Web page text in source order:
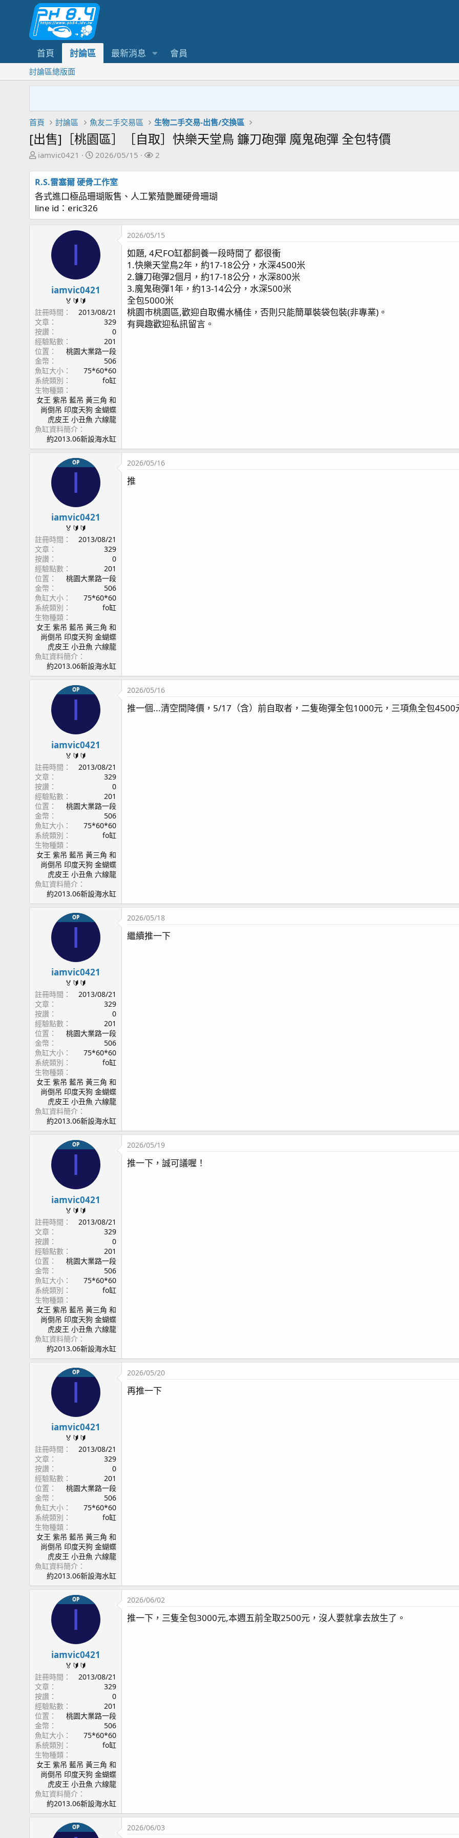
首頁 討論區 最新消息 會員
討論區總版面
首頁 討論區 魚友二手交易區 生物二手交易-出售/交換區
[出售]［桃園區］［自取］快樂天堂鳥 鐮刀砲彈 魔鬼砲彈 全包特價
主
起
人
iamvic0421
開
日
期
2026/05/15
關
2
R.S.雷塞爾 硬骨工作室
各式進口極品珊瑚販售、人工繁殖艷麗硬骨珊瑚
line id：eric326
I
iamvic0421
🏅🔰🔰
註冊時間
2013/08/21
文章
329
按讚
0
經驗點數
201
位置
桃園大業路一段
金幣
506
魚缸大小
75*60*60
系統類別
fo缸
生物種類
女王 紫吊 藍吊 黃三角 和
尚倒吊 印度天狗 金蝴蝶
虎皮王 小丑魚 六線龍
魚缸資料簡介
約2013.06新設海水缸
2026/05/15
如題, 4尺FO缸都飼養一段時間了 都很衝
1.快樂天堂鳥2年，約17-18公分，水深4500米
2.鐮刀砲彈2個月，約17-18公分，水深800米
3.魔鬼砲彈1年，約13-14公分，水深500米
全包5000米
桃園市桃園區,歡迎自取備水桶佳，否則只能簡單裝袋包裝(非專業)。
有興趣歡迎私訊留言。
OP
I
iamvic0421
🏅🔰🔰
註冊時間
2013/08/21
文章
329
按讚
0
經驗點數
201
位置
桃園大業路一段
金幣
506
魚缸大小
75*60*60
系統類別
fo缸
生物種類
女王 紫吊 藍吊 黃三角 和
尚倒吊 印度天狗 金蝴蝶
虎皮王 小丑魚 六線龍
魚缸資料簡介
約2013.06新設海水缸
2026/05/16
推
OP
I
iamvic0421
🏅🔰🔰
註冊時間
2013/08/21
文章
329
按讚
0
經驗點數
201
位置
桃園大業路一段
金幣
506
魚缸大小
75*60*60
系統類別
fo缸
生物種類
女王 紫吊 藍吊 黃三角 和
尚倒吊 印度天狗 金蝴蝶
虎皮王 小丑魚 六線龍
魚缸資料簡介
約2013.06新設海水缸
2026/05/16
推一個...清空間降價，5/17（含）前自取者，二隻砲彈全包1000元，三項魚全包4500
OP
I
iamvic0421
🏅🔰🔰
註冊時間
2013/08/21
文章
329
按讚
0
經驗點數
201
位置
桃園大業路一段
金幣
506
魚缸大小
75*60*60
系統類別
fo缸
生物種類
女王 紫吊 藍吊 黃三角 和
尚倒吊 印度天狗 金蝴蝶
虎皮王 小丑魚 六線龍
魚缸資料簡介
約2013.06新設海水缸
2026/05/18
繼續推一下
OP
I
iamvic0421
🏅🔰🔰
註冊時間
2013/08/21
文章
329
按讚
0
經驗點數
201
位置
桃園大業路一段
金幣
506
魚缸大小
75*60*60
系統類別
fo缸
生物種類
女王 紫吊 藍吊 黃三角 和
尚倒吊 印度天狗 金蝴蝶
虎皮王 小丑魚 六線龍
魚缸資料簡介
約2013.06新設海水缸
2026/05/19
推一下，誠可議喔！
OP
I
iamvic0421
🏅🔰🔰
註冊時間
2013/08/21
文章
329
按讚
0
經驗點數
201
位置
桃園大業路一段
金幣
506
魚缸大小
75*60*60
系統類別
fo缸
生物種類
女王 紫吊 藍吊 黃三角 和
尚倒吊 印度天狗 金蝴蝶
虎皮王 小丑魚 六線龍
魚缸資料簡介
約2013.06新設海水缸
2026/05/20
再推一下
OP
I
iamvic0421
🏅🔰🔰
註冊時間
2013/08/21
文章
329
按讚
0
經驗點數
201
位置
桃園大業路一段
金幣
506
魚缸大小
75*60*60
系統類別
fo缸
生物種類
女王 紫吊 藍吊 黃三角 和
尚倒吊 印度天狗 金蝴蝶
虎皮王 小丑魚 六線龍
魚缸資料簡介
約2013.06新設海水缸
2026/06/02
推一下，三隻全包3000元,本週五前全取2500元，沒人要就拿去放生了。
OP 2026/06/03